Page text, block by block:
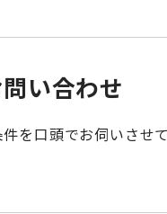
い合わせ
を口頭でお伺いさせ